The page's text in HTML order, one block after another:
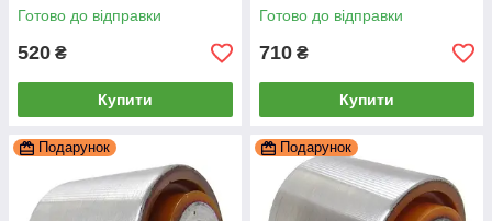
Готово до відправки
520 ₴
Купити
Готово до відправки
710 ₴
Купити
Подарунок Подарунок